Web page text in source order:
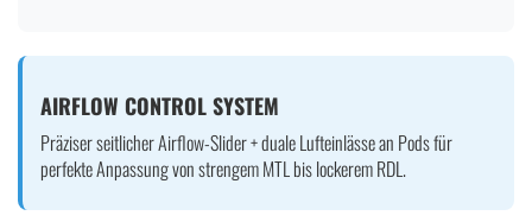
AIRFLOW CONTROL SYSTEM
Präziser seitlicher Airflow-Slider + duale Lufteinlässe an Pods für
perfekte Anpassung von strengem MTL bis lockerem RDL.